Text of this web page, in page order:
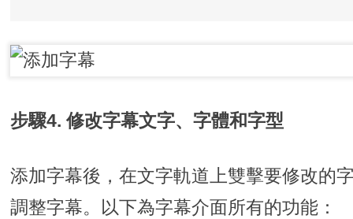
步驟4. 修改字幕文字、字體和字型
添加字幕後，在文字軌道上雙擊要修改的
調整字幕。以下為字幕介面所有的功能：